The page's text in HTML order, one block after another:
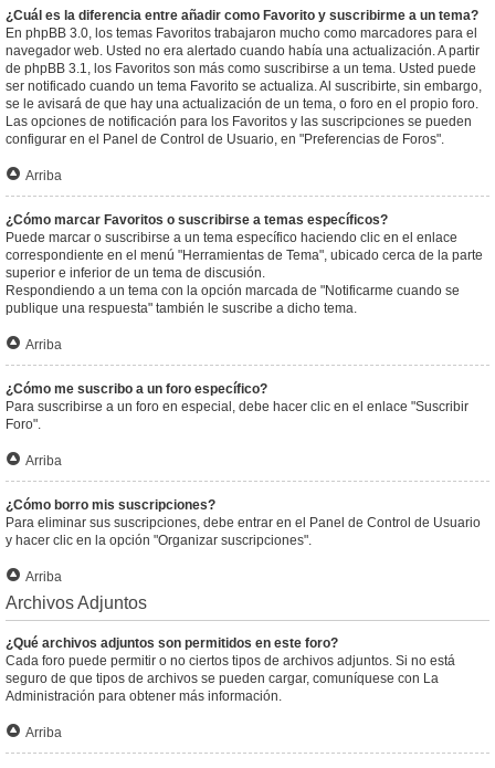
¿Cuál es la diferencia entre añadir como Favorito y suscribirme a un tema?
En phpBB 3.0, los temas Favoritos trabajaron mucho como marcadores para el
navegador web. Usted no era alertado cuando había una actualización. A partir
de phpBB 3.1, los Favoritos son más como suscribirse a un tema. Usted puede
ser notificado cuando un tema Favorito se actualiza. Al suscribirte, sin embargo,
se le avisará de que hay una actualización de un tema, o foro en el propio foro.
Las opciones de notificación para los Favoritos y las suscripciones se pueden
configurar en el Panel de Control de Usuario, en "Preferencias de Foros".
Arriba
¿Cómo marcar Favoritos o suscribirse a temas específicos?
Puede marcar o suscribirse a un tema específico haciendo clic en el enlace
correspondiente en el menú "Herramientas de Tema", ubicado cerca de la parte
superior e inferior de un tema de discusión.
Respondiendo a un tema con la opción marcada de "Notificarme cuando se
publique una respuesta" también le suscribe a dicho tema.
Arriba
¿Cómo me suscribo a un foro específico?
Para suscribirse a un foro en especial, debe hacer clic en el enlace "Suscribir
Foro".
Arriba
¿Cómo borro mis suscripciones?
Para eliminar sus suscripciones, debe entrar en el Panel de Control de Usuario
y hacer clic en la opción "Organizar suscripciones".
Arriba
Archivos Adjuntos
¿Qué archivos adjuntos son permitidos en este foro?
Cada foro puede permitir o no ciertos tipos de archivos adjuntos. Si no está
seguro de que tipos de archivos se pueden cargar, comuníquese con La
Administración para obtener más información.
Arriba